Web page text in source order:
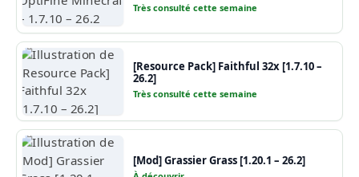
Très consulté cette semaine
[Resource Pack] Faithful 32x [1.7.10 –
26.2]
Très consulté cette semaine
[Mod] Grassier Grass [1.20.1 – 26.2]